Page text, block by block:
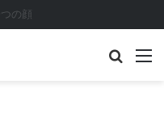
からこそ生まれた傑作
Search